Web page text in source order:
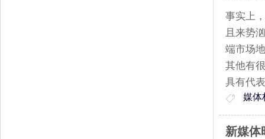
事实上
且来势
端市场
其他有
具有代
媒体
新媒体